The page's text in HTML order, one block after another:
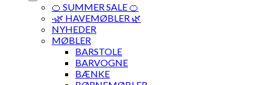
🍊 SUMMER SALE 🍊
·🌿 HAVEMØBLER 🌿
NYHEDER
MØBLER
BARSTOLE
BARVOGNE
BÆNKE